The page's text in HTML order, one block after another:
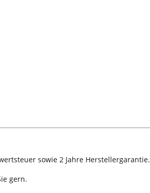
sowie 2 Jahre Herstellergarantie.
gern.